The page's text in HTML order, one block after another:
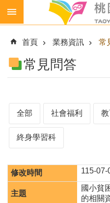
跳到主要內容區塊
生
鮮
乳
營
養
午
餐
級
學
校
首頁 業務資訊 常
常見問答
全部 社會福利
終身學習科
115-07-
國小貧
的相關